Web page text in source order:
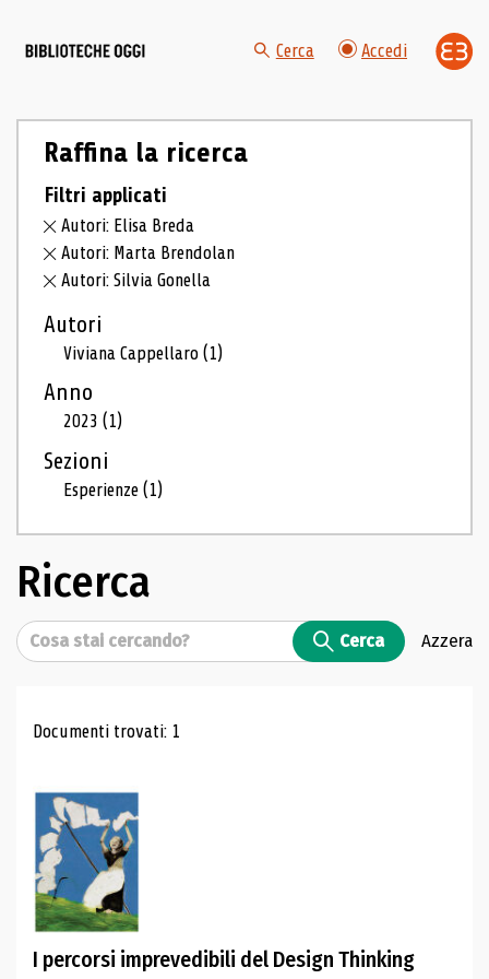
Cerca Accedi
Raffina la ricerca
Filtri applicati
Autori: Elisa Breda
Autori: Marta Brendolan
Autori: Silvia Gonella
Autori
Viviana Cappellaro(1)
Anno
2023(1)
Sezioni
Esperienze(1)
Ricerca
Cerca Cerca Azzera
Risultati di ricerca
Documenti trovati: 1
I percorsi imprevedibili del Design Thinking